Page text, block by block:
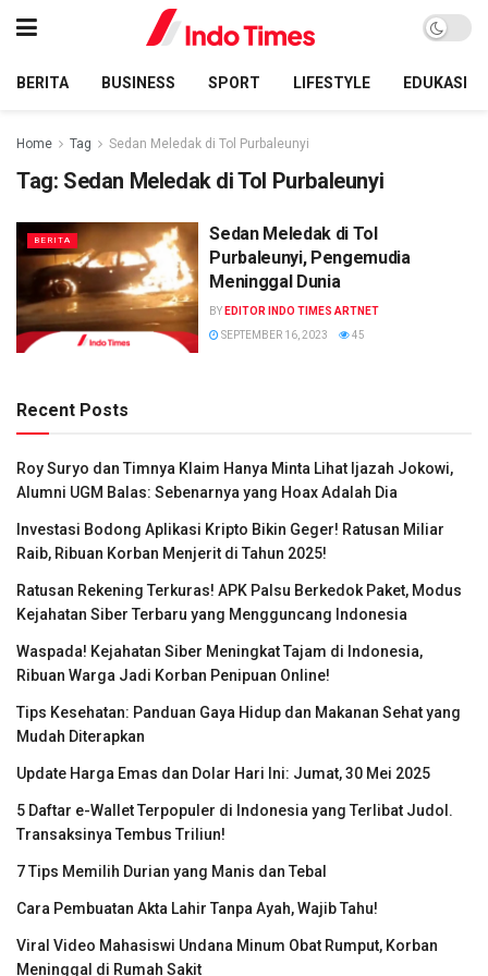
BERITA BUSINESS SPORT LIFESTYLE EDUKASI
Home Tag Sedan Meledak di Tol Purbaleunyi
Tag: Sedan Meledak di Tol Purbaleunyi
BERITA
Sedan Meledak di Tol
Purbaleunyi, Pengemudia
Meninggal Dunia
BY EDITOR INDO TIMES ARTNET
SEPTEMBER 16, 2023
45
Recent Posts
Roy Suryo dan Timnya Klaim Hanya Minta Lihat Ijazah Jokowi,
Alumni UGM Balas: Sebenarnya yang Hoax Adalah Dia
Investasi Bodong Aplikasi Kripto Bikin Geger! Ratusan Miliar
Raib, Ribuan Korban Menjerit di Tahun 2025!
Ratusan Rekening Terkuras! APK Palsu Berkedok Paket, Modus
Kejahatan Siber Terbaru yang Mengguncang Indonesia
Waspada! Kejahatan Siber Meningkat Tajam di Indonesia,
Ribuan Warga Jadi Korban Penipuan Online!
Tips Kesehatan: Panduan Gaya Hidup dan Makanan Sehat yang
Mudah Diterapkan
Update Harga Emas dan Dolar Hari Ini: Jumat, 30 Mei 2025
5 Daftar e-Wallet Terpopuler di Indonesia yang Terlibat Judol.
Transaksinya Tembus Triliun!
7 Tips Memilih Durian yang Manis dan Tebal
Cara Pembuatan Akta Lahir Tanpa Ayah, Wajib Tahu!
Viral Video Mahasiswi Undana Minum Obat Rumput, Korban
Meninggal di Rumah Sakit